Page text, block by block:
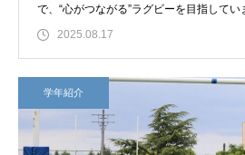
で、“心がつながる”ラグビーを目指して
2025.08.17
学年紹介